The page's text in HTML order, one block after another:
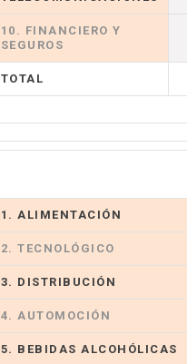
10. FINANCIERO Y
SEGUROS
TOTAL
1. ALIMENTACIÓN
2. TECNOLÓGICO
3. DISTRIBUCIÓN
4. AUTOMOCIÓN
5. BEBIDAS ALCOHÓLICAS